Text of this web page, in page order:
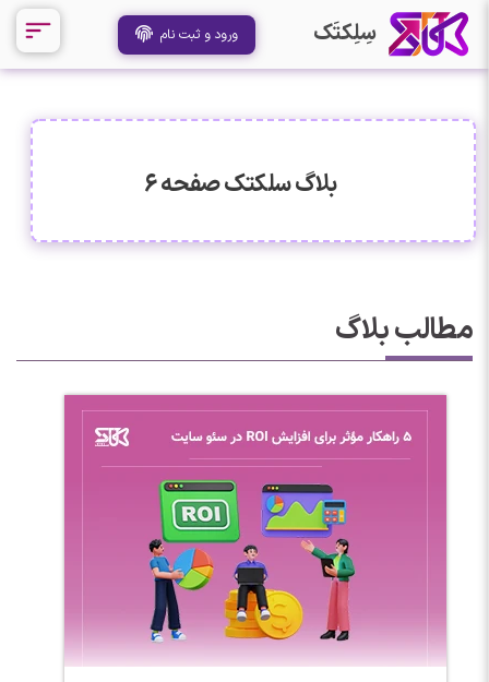
سِلِکتَک ورود و ثبت نام
بلاگ سلکتک صفحه 6
مطالب بلاگ